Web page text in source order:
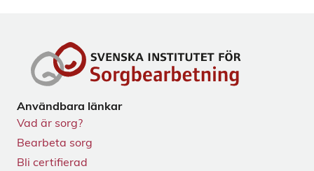
Användbara länkar
Vad är sorg?
Bearbeta sorg
Bli certifierad